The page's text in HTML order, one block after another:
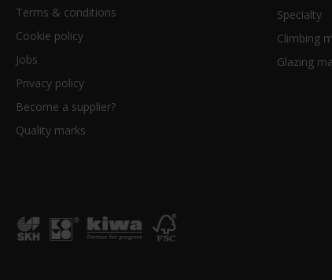
Terms & conditions
Cookie policy
Jobs
Privacy policy
Become a supplier?
Quality marks
Specialty
Climbing
Glazing